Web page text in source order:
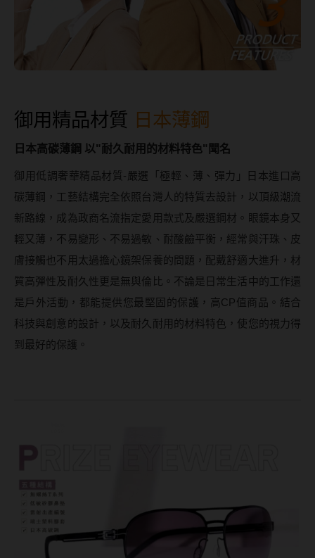
御用精品材質 日本薄鋼
日本高碳薄鋼 以"耐久耐用的材料特色"聞名
御用低調奢華精品材質-嚴選「極輕、薄、彈力」日本進口高
碳薄鋼，工藝結構完全依照台灣人的特質去設計，以頂級潮流
新路線，成為政商名流指定愛用款式及嚴選鋼材。眼鏡本身又
輕又薄，不易變形、不易過敏、耐酸鹼平衡，經常與汗珠、皮
膚接觸也不用太過擔心鏡架保養的問題，配戴舒適大進升，材
質高彈性及耐久性更是無與倫比。不論是日常生活中的工作還
是戶外活動，都能提供您最堅固的保護，高CP值商品。結合
科技與創意的設計，以及耐久耐用的材料特色，使您的視力得
到最好的保護。